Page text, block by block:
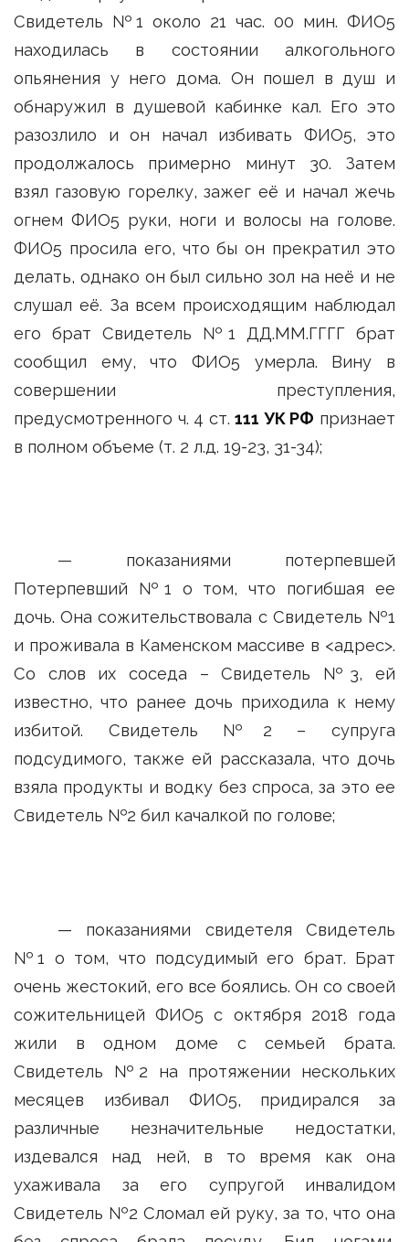
Свидетель №1 около 21 час. 00 мин. ФИО5
находилась в состоянии алкогольного
опьянения у него дома. Он пошел в душ и
обнаружил в душевой кабинке кал. Его это
разозлило и он начал избивать ФИО5, это
продолжалось примерно минут 30. Затем
взял газовую горелку, зажег её и начал жечь
огнем ФИО5 руки, ноги и волосы на голове.
ФИО5 просила его, что бы он прекратил это
делать, однако он был сильно зол на неё и не
слушал её. За всем происходящим наблюдал
его брат Свидетель №1 ДД.ММ.ГГГГ брат
сообщил ему, что ФИО5 умерла. Вину в
совершении преступления,
предусмотренного ч. 4 ст.111 УК РФ признает
в полном объеме (т. 2 л.д. 19-23, 31-34);
— показаниями потерпевшей
Потерпевший №1 о том, что погибшая ее
дочь. Она сожительствовала с Свидетель №1
и проживала в Каменском массиве в <адрес>.
Со слов их соседа – Свидетель №3, ей
известно, что ранее дочь приходила к нему
избитой. Свидетель №2 – супруга
подсудимого, также ей рассказала, что дочь
взяла продукты и водку без спроса, за это ее
Свидетель №2 бил качалкой по голове;
— показаниями свидетеля Свидетель
№1 о том, что подсудимый его брат. Брат
очень жестокий, его все боялись. Он со своей
сожительницей ФИО5 с октября 2018 года
жили в одном доме с семьей брата.
Свидетель №2 на протяжении нескольких
месяцев избивал ФИО5, придирался за
различные незначительные недостатки,
издевался над ней, в то время как она
ухаживала за его супругой инвалидом
Свидетель №2 Сломал ей руку, за то, что она